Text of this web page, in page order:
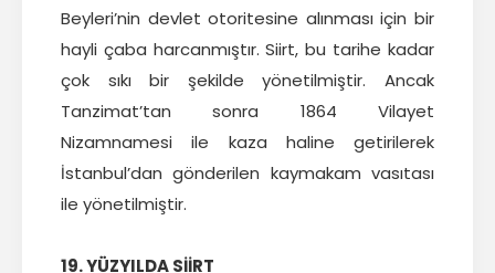
Beyleri’nin devlet otoritesine alınması için bir
hayli çaba harcanmıştır. Siirt, bu tarihe kadar
çok sıkı bir şekilde yönetilmiştir. Ancak
Tanzimat’tan sonra 1864 Vilayet
Nizamnamesi ile kaza haline getirilerek
İstanbul’dan gönderilen kaymakam vasıtası
ile yönetilmiştir.
19. YÜZYILDA SİİRT